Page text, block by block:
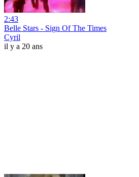
2:43
Belle Stars - Sign Of The Times
Cyril
il y a 20 ans